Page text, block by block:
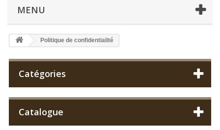
MENU
Politique de confidentialité
Catégories
Catalogue